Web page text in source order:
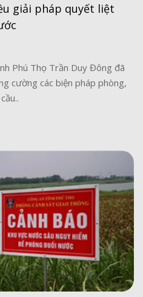
giải pháp quyết liệt
Phú Thọ Trần Duy Đông đã
cường các biện pháp phòng,